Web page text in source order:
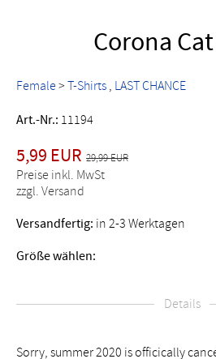
Corona
Female> T-Shirts LAST CHANCE
Art.-Nr.: 11194
5,99 EUR 29,99 EUR
Preise inkl. MwSt
zzgl. Versand
Versandfertig: in 2-3 Werktagen
Größe wählen:
Details
Sorry, summer 2020 is officically